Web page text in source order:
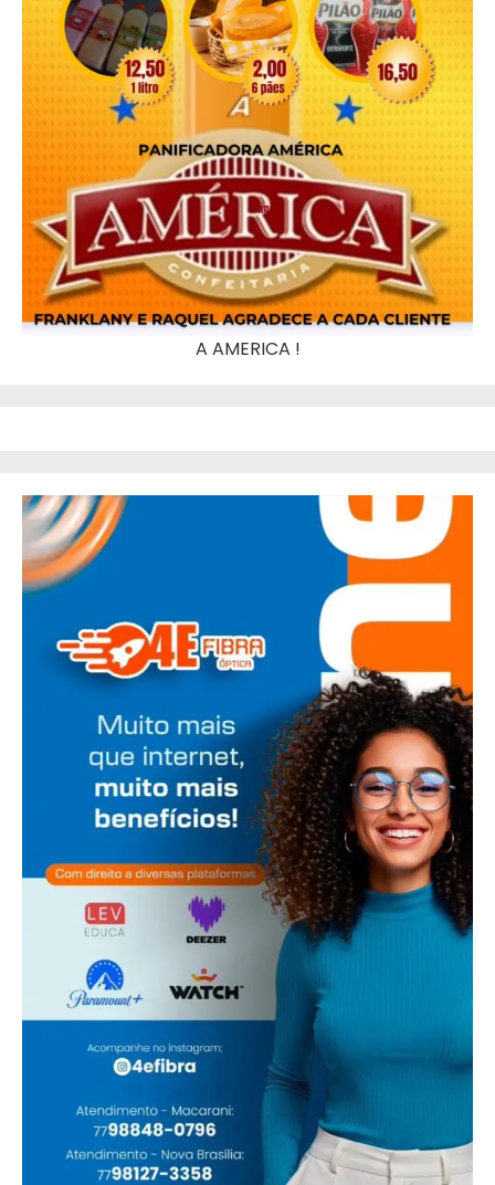
A AMERICA !